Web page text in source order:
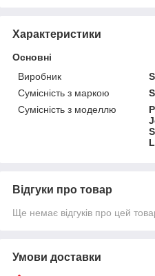
Характеристики
Основні
Виробник
Сумісність з маркою
Сумісність з моделлю
Відгуки про товар
Ще немає відгуків про цей
Умови доставки